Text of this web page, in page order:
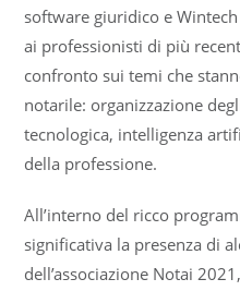
software giuridico e
ai professionisti di più
confronto sui temi che
notarile: organizzazione
tecnologica, intelligenza
della professione.
All’interno del ricco
significativa la presenza di
dell’associazione Notai